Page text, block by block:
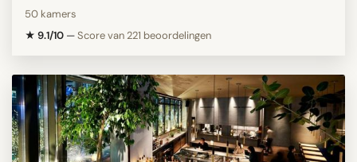
50 kamers
★ 9.1/10 —Score van 221 beoordelingen